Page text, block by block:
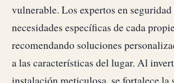
vulnerable. Los expertos en
necesidades específicas de cada
recomendando soluciones
a las características del lugar. Al